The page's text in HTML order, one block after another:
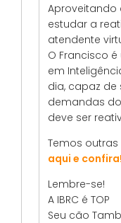
Aproveitando
estudar a
atendente
O Francisco
em
dia, capaz
demandas
deve ser
Temos outras
aqui e confira!
Lembre-se!
A IBRC é TOP
Seu cão